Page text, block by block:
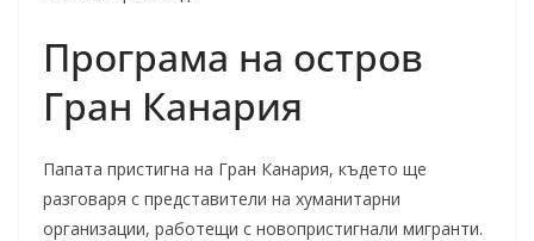
Програма на остров
Гран Канария
Папата пристигна на Гран Канария, където ще
разговаря с представители на хуманитарни
организации, работещи с новопристигнали мигранти.